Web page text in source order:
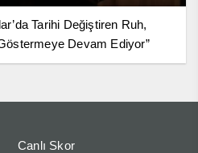
Tarihi Değiştiren Ruh,
Devam Ediyor”
Canlı Skor